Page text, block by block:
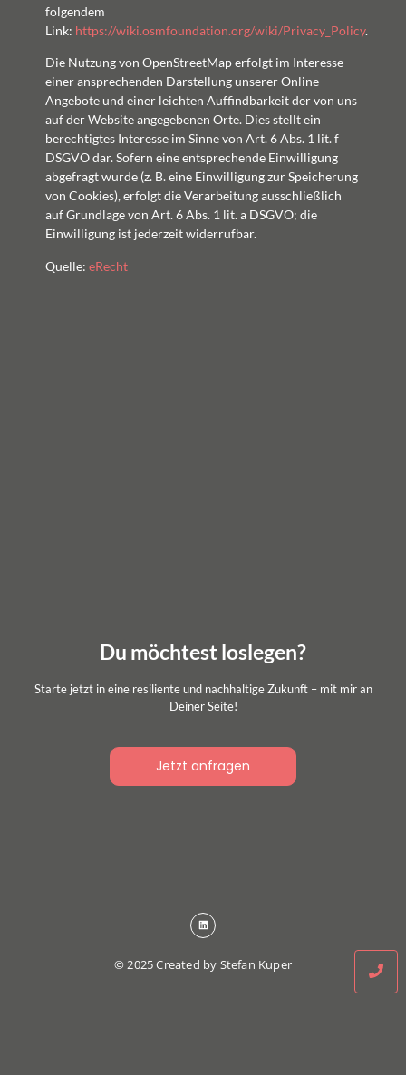
folgendem
Link: https://wiki.osmfoundation.org/wiki/Privacy_Policy.
Die Nutzung von OpenStreetMap erfolgt im Interesse
einer ansprechenden Darstellung unserer Online-
Angebote und einer leichten Auffindbarkeit der von uns
auf der Website angegebenen Orte. Dies stellt ein
berechtigtes Interesse im Sinne von Art. 6 Abs. 1 lit. f
DSGVO dar. Sofern eine entsprechende Einwilligung
abgefragt wurde (z. B. eine Einwilligung zur Speicherung
von Cookies), erfolgt die Verarbeitung ausschließlich
auf Grundlage von Art. 6 Abs. 1 lit. a DSGVO; die
Einwilligung ist jederzeit widerrufbar.
Quelle: eRecht
Du möchtest loslegen?
Starte jetzt in eine resiliente und nachhaltige Zukunft – mit mir an
Deiner Seite!
Jetzt anfragen
© 2025 Created by Stefan Kuper